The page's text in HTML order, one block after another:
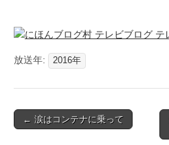
放送年: 2016年
Post
← 涙はコンテナに乗って